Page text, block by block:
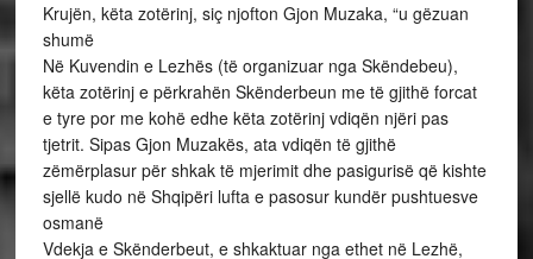
Krujën, këta zotërinj, siç njofton Gjon Muzaka, “u gëzuan
shumë
Në Kuvendin e Lezhës (të organizuar nga Skëndebeu),
këta zotërinj e përkrahën Skënderbeun me të gjithë forcat
e tyre por me kohë edhe këta zotërinj vdiqën njëri pas
tjetrit. Sipas Gjon Muzakës, ata vdiqën të gjithë
zëmërplasur për shkak të mjerimit dhe pasigurisë që kishte
sjellë kudo në Shqipëri lufta e pasosur kundër pushtuesve
osmanë
Vdekja e Skënderbeut, e shkaktuar nga ethet në Lezhë,